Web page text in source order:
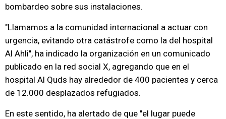
bombardeo sobre sus instalaciones.
"Llamamos a la comunidad internacional a actuar con
urgencia, evitando otra catástrofe como la del hospital
Al Ahli", ha indicado la organización en un comunicado
publicado en la red social X, agregando que en el
hospital Al Quds hay alrededor de 400 pacientes y cerca
de 12.000 desplazados refugiados.
En este sentido, ha alertado de que "el lugar puede